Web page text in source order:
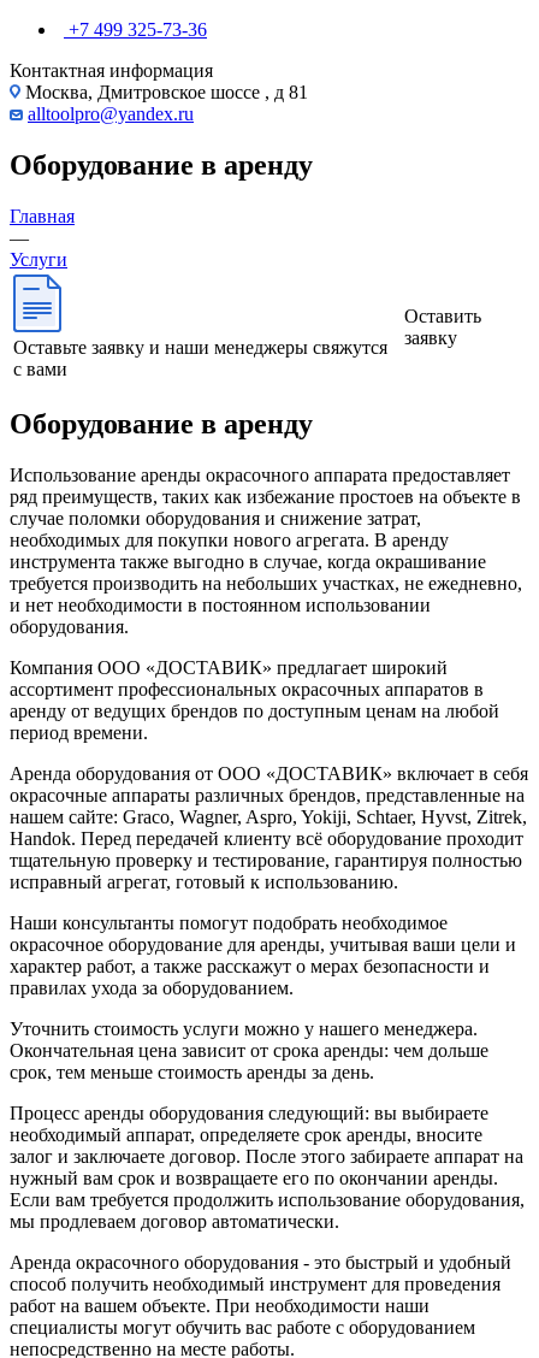
+7 499 325-73-36
Контактная информация
Москва, Дмитровское шоссе , д 81
alltoolpro@yandex.ru
Оборудование в аренду
Главная
—
Услуги
Оставьте заявку и наши менеджеры свяжутся
с вами
Оставить
заявку
Оборудование в аренду
Использование аренды окрасочного аппарата предоставляет
ряд преимуществ, таких как избежание простоев на объекте в
случае поломки оборудования и снижение затрат,
необходимых для покупки нового агрегата. В аренду
инструмента также выгодно в случае, когда окрашивание
требуется производить на небольших участках, не ежедневно,
и нет необходимости в постоянном использовании
оборудования.
Компания ООО «ДОСТАВИК» предлагает широкий
ассортимент профессиональных окрасочных аппаратов в
аренду от ведущих брендов по доступным ценам на любой
период времени.
Аренда оборудования от ООО «ДОСТАВИК» включает в себя
окрасочные аппараты различных брендов, представленные на
нашем сайте: Graco, Wagner, Aspro, Yokiji, Schtaer, Hyvst, Zitrek,
Handok. Перед передачей клиенту всё оборудование проходит
тщательную проверку и тестирование, гарантируя полностью
исправный агрегат, готовый к использованию.
Наши консультанты помогут подобрать необходимое
окрасочное оборудование для аренды, учитывая ваши цели и
характер работ, а также расскажут о мерах безопасности и
правилах ухода за оборудованием.
Уточнить стоимость услуги можно у нашего менеджера.
Окончательная цена зависит от срока аренды: чем дольше
срок, тем меньше стоимость аренды за день.
Процесс аренды оборудования следующий: вы выбираете
необходимый аппарат, определяете срок аренды, вносите
залог и заключаете договор. После этого забираете аппарат на
нужный вам срок и возвращаете его по окончании аренды.
Если вам требуется продолжить использование оборудования,
мы продлеваем договор автоматически.
Аренда окрасочного оборудования - это быстрый и удобный
способ получить необходимый инструмент для проведения
работ на вашем объекте. При необходимости наши
специалисты могут обучить вас работе с оборудованием
непосредственно на месте работы.